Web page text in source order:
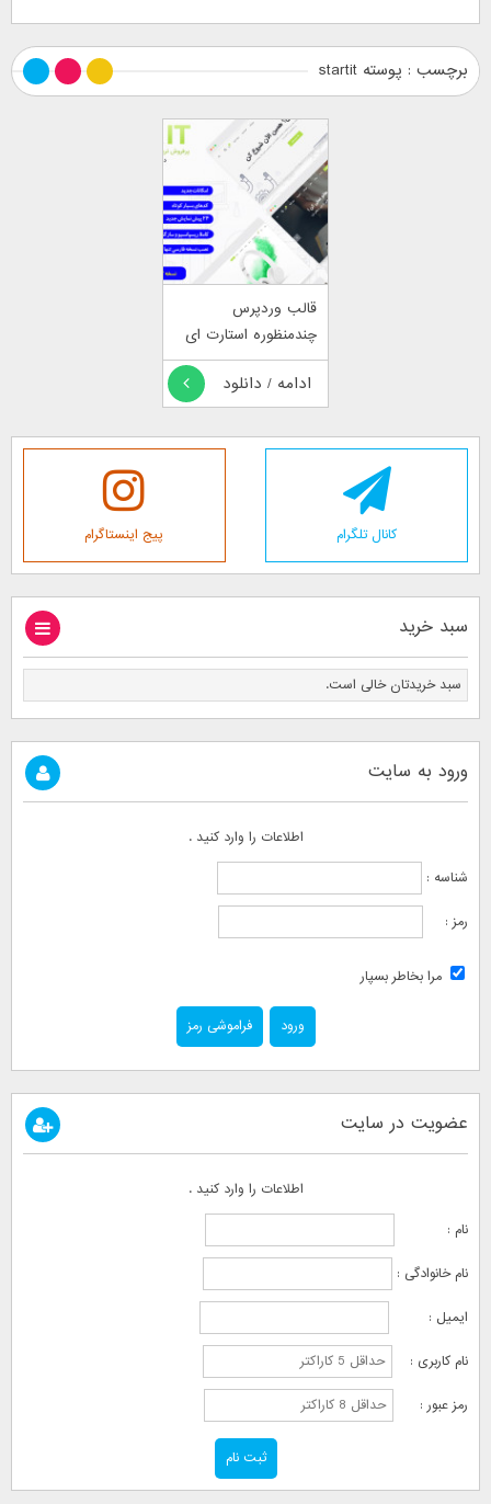
برچسب : پوسته startit
قالب وردپرس
چندمنظوره استارت ای
تی Start it
ادامه / دانلود
کانال تلگرام پیج اینستاگرام
سبد خرید
سبد خریدتان خالی است.
ورود به سایت
اطلاعات را وارد کنید .
شناسه :
رمز :
مرا بخاطر بسپار
فراموشی رمز
عضویت در سایت
اطلاعات را وارد کنید .
نام :
نام خانوادگی :
ایمیل :
نام کاربری :
رمز عبور :